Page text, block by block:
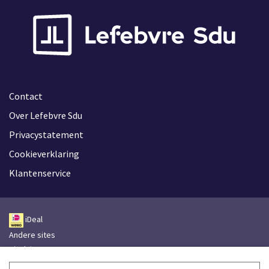
Contact
Over Lefebvre Sdu
Privacystatement
Cookieverklaring
Klantenservice
iDeal
Andere sites
Disclaimer
Leveringsvoorwaarden